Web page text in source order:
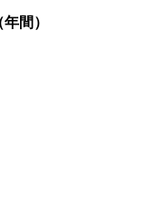
間）